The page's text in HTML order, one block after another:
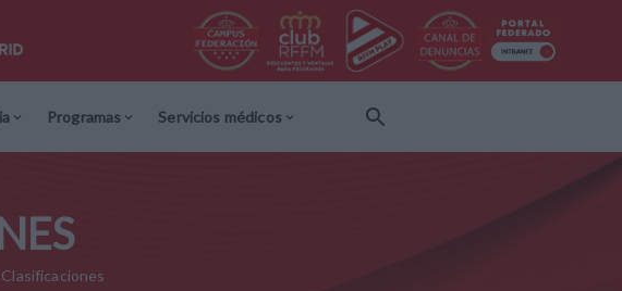
Programas Servicios médicos
Clasificaciones